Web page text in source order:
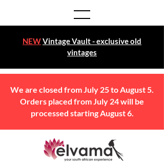
NEWVintage Vault - exclusive old
vintages
We are closed from July 25 to August 5.
Orders placed from July 24 will be
processed starting August 6.